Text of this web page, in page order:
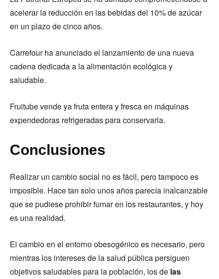
acelerar la reducción en las bebidas del 10% de azúcar
en un plazo de cinco años.
Carrefour ha anunciado el lanzamiento de una nueva
cadena dedicada a la alimentación ecológica y
saludable.
Fruitube vende ya fruta entera y fresca en máquinas
expendedoras refrigeradas para conservarla.
Conclusiones
Realizar un cambio social no es fácil, pero tampoco es
imposible. Hace tan solo unos años parecía inalcanzable
que se pudiese prohibir fumar en los restaurantes, y hoy
es una realidad.
El cambio en el entorno obesogénico es necesario, pero
mientras los intereses de la salud pública persiguen
objetivos saludables para la población, los de las